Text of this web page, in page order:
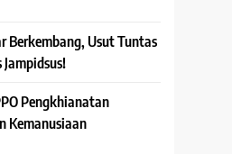
Berkembang, Usut Tuntas
Pengkhianatan
Kemanusiaan